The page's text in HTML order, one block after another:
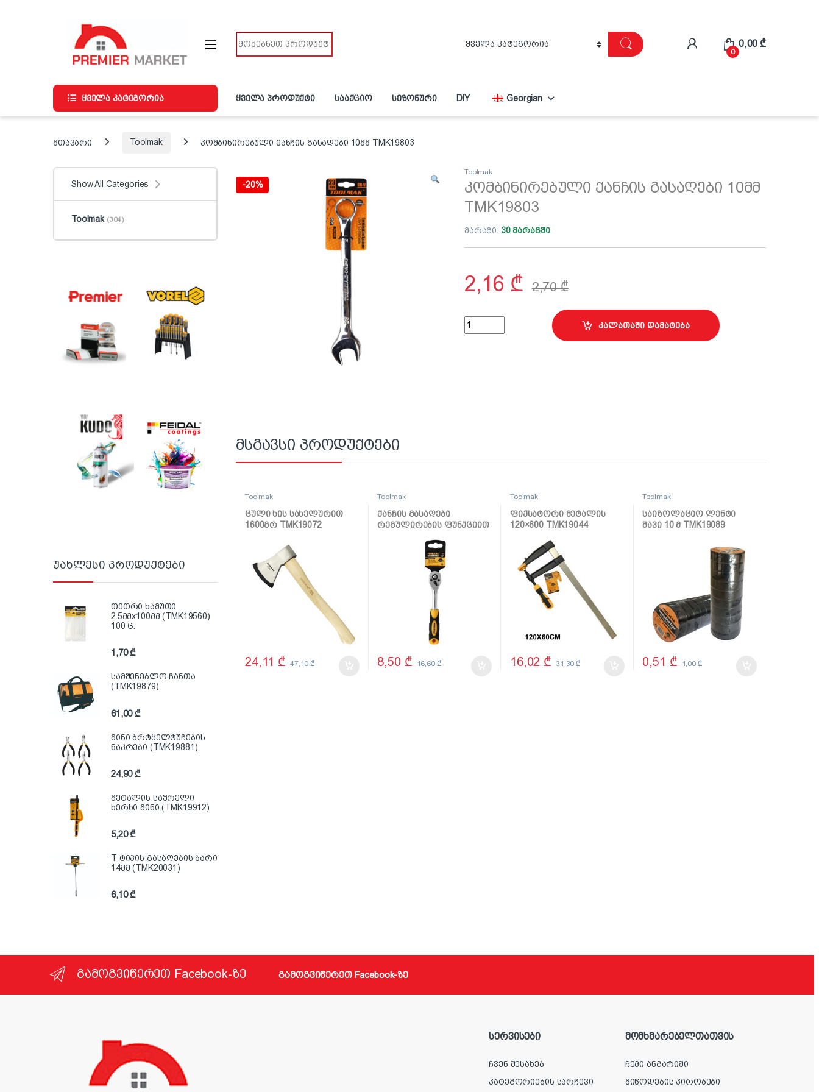
0
0,00 ₾
ყველა კატეგორია ყველა პროდუქტი სააქციო სეზონური DIY Georgian
მთავარი Toolmak კომბინირებული ქანჩის გასაღები 10მმ TMK19803
-20%
Toolmak
კომბინირებული ქანჩის გასაღები 10მმ
TMK19803
მარაგი: 30 მარაგში
2,16 ₾ 2,70₾
კომბინირებული ქანჩის გასაღები 10მმ TMK19803 quantity
კალათაში დამატება
მსგავსი პროდუქტები
Toolmak
ცული ხის სახელურით
1600გრ TMK19072
24,11 ₾ 47,10₾
Toolmak
ქანჩის გასაღები
რეგულირების ფუნქციით
8,50 ₾ 16,60₾
Toolmak
ფიქსატორი მეტალის
120×600 TMK19044
16,02 ₾ 31,30₾
Toolmak
საიზოლაციო ლენტი
შავი 10 მ TMK19089
0,51 ₾ 1,00₾
Show All Categories
Toolmak (304)
უახლესი პროდუქტები
თეთრი ხამუთი
2.5მმx100მმ (TMK19560)
100 ც.
1,70₾
სამშენებლო ჩანთა
(TMK19879)
61,00₾
მინი ბრტყელტუჩების
ნაკრები (TMK19881)
24,90₾
მეტალის საჭრელი
ხერხი მინი (TMK19912)
5,20₾
T ტიპის გასაღების ბარი
14მმ (TMK20031)
6,10₾
გამოგვიწერეთ Facebook-ზე გამოგვიწერეთ Facebook-ზე
სერვისები
ჩვენ შესახებ
კატეგორიების სარჩევი
მომხმარებელთათვის
ჩემი ანგარიში
მიწოდების პირობები